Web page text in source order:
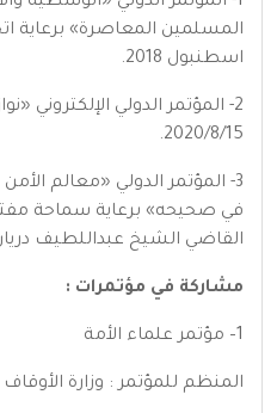
المسلمين المعاصرة» برعاية
اسطنبول 2018.
2- المؤتمر الدولي الإلكتروني
2020/8/15.
3- المؤتمر الدولي «معالم
في صحيحه» برعاية سماحة مفتي
القاضي الشيخ عبداللطيف دريان ب2020/
مشاركة في مؤتمرات :
1– مؤتمر علماء الأمة
المنظم للمؤتمر : وزارة